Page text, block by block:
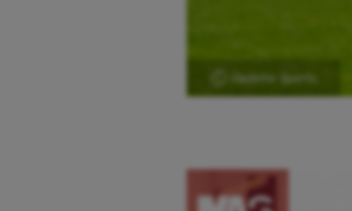
Ⓒ Gazette Sports